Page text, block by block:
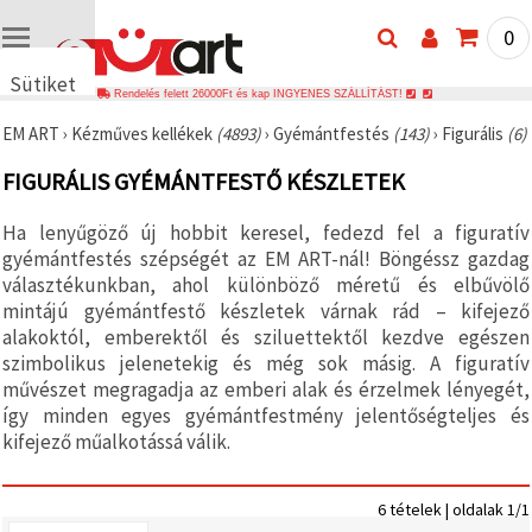
Sütiket
🍪 Cookie-
hasonló
annak
érdekében,
hogy
biztosítsuk
a weboldal
megfelelő
működését,
javítsuk az
Ön
felhasználói
élményét,
és az Ön
elemezzük
0
Rendelés felett 26000Ft és kap INGYENES SZÁLLÍTÁST!
EM ART › Kézműves kellékek (4893)› Gyémántfestés (143)› Figurális (6)
FIGURÁLIS GYÉMÁNTFESTŐ KÉSZLETEK
Ha lenyűgöző új hobbit keresel, fedezd fel a figuratív
gyémántfestés szépségét az EM ART-nál! Böngéssz gazdag
választékunkban, ahol különböző méretű és elbűvölő
mintájú gyémántfestő készletek várnak rád – kifejező
alakoktól, emberektől és sziluettektől kezdve egészen
szimbolikus jelenetekig és még sok másig. A figuratív
művészet megragadja az emberi alak és érzelmek lényegét,
így minden egyes gyémántfestmény jelentőségteljes és
kifejező műalkotássá válik.
6 tételek | oldalak 1/1